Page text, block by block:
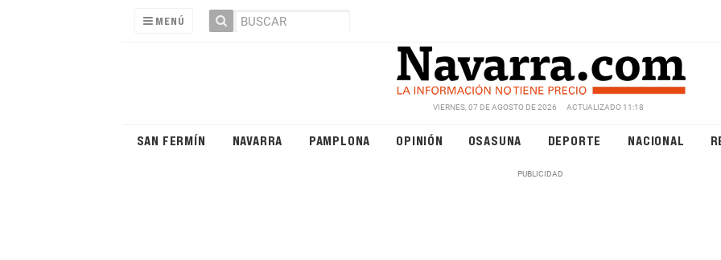
MENÚ
VIERNES, 07 DE AGOSTO DE 2026 ACTUALIZADO 11:18
SAN FERMÍN NAVARRA PAMPLONA OPINIÓN OSASUNA DEPORTE NACIONAL